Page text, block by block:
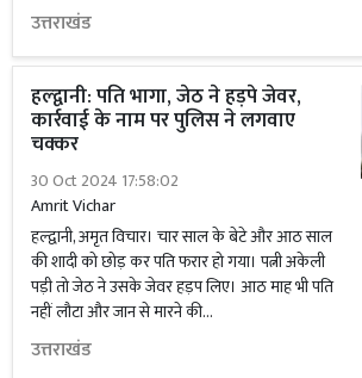
उत्तराखंड
हल्द्वानी: पति भागा, जेठ ने हड़पे जेवर,
कार्रवाई के नाम पर पुलिस ने लगवाए
चक्कर
30 Oct 2024 17:58:02
Amrit Vichar
हल्द्वानी, अमृत विचार। चार साल के बेटे और आठ साल
की शादी को छोड़ कर पति फरार हो गया। पत्नी अकेली
पड़ी तो जेठ ने उसके जेवर हड़प लिए। आठ माह भी पति
नहीं लौटा और जान से मारने की...
उत्तराखंड